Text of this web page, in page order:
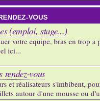
VOUS
(emploi, stage...)
votre equipe, bras en trop a
ici...
rendez-vous
et réalisateurs s'imbibent,
autour d'une mousse ou